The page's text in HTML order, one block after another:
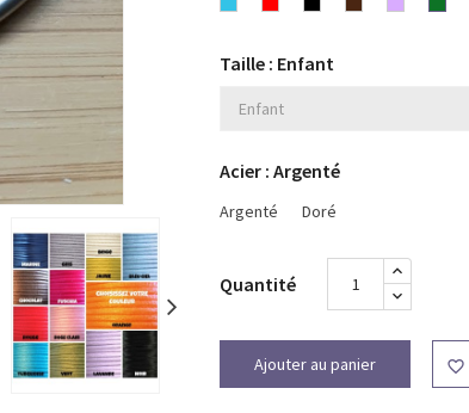
Bleu RougeNoir ChocolatLavande
Taille : Enfant
Acier : Argenté
Argenté Doré
Quantité
Ajouter au panier 